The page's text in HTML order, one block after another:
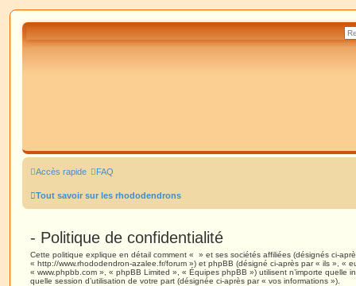
Accès rapide FAQ
Tout savoir sur les rhododendrons
- Politique de confidentialité
Cette politique explique en détail comment « » et ses sociétés affiliées (désignés ci-
« http://www.rhododendron-azalee.fr/forum ») et phpBB (désigné ci-après par « ils », «
« www.phpbb.com », « phpBB Limited », « Équipes phpBB ») utilisent n’importe quelle
quelle session d’utilisation de votre part (désignée ci-après par « vos informations »).